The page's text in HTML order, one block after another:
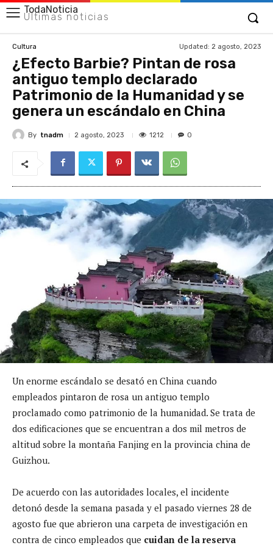
TodaNoticia
Últimas noticias
Cultura Updated: 2 agosto, 2023
¿Efecto Barbie? Pintan de rosa
antiguo templo declarado
Patrimonio de la Humanidad y se
genera un escándalo en China
By tnadm 2 agosto, 2023 1212 0
Un enorme escándalo se desató en China cuando
empleados pintaron de rosa un antiguo templo
proclamado como patrimonio de la humanidad. Se trata de
dos edificaciones que se encuentran a dos mil metros de
altitud sobre la montaña Fanjing en la provincia china de
Guizhou.
De acuerdo con las autoridades locales, el incidente
detonó desde la semana pasada y el pasado viernes 28 de
agosto fue que abrieron una carpeta de investigación en
contra de cinco empleados que cuidan de la reserva